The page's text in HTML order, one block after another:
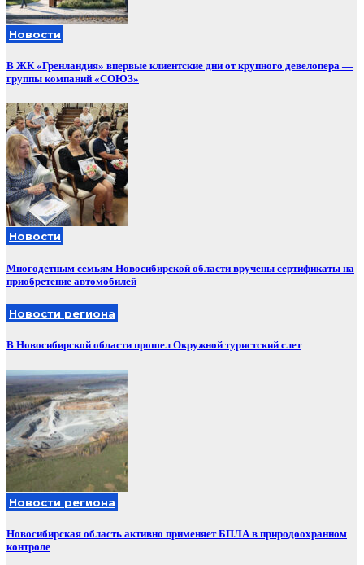
Новости
В ЖК «Гренландия» впервые клиентские дни от крупного девелопера —
группы компаний «СОЮЗ»
Новости
Многодетным семьям Новосибирской области вручены сертификаты на
приобретение автомобилей
Новости региона
В Новосибирской области прошел Окружной туристский слет
Новости региона
Новосибирская область активно применяет БПЛА в природоохранном
контроле